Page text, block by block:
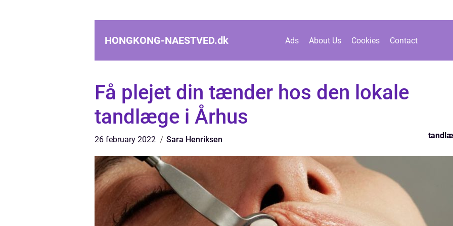
HONGKONG-NAESTVED.dk Ads About Us Cookies Contact
Få plejet din tænder hos den lokale
tandlæge i Århus
26 february 2022 Sara Henriksen